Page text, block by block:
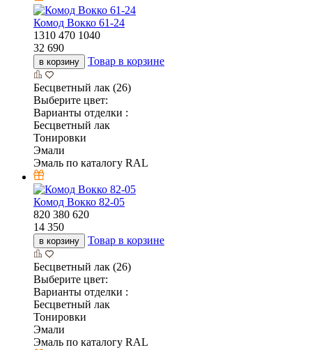
Комод Вокко 61-24
1310 470 1040
32 690
в корзину Товар в корзине
Бесцветный лак (26)
Выберите цвет:
Варианты отделки :
Бесцветный лак
Тонировки
Эмали
Эмаль по каталогу RAL
Комод Вокко 82-05
820 380 620
14 350
в корзину Товар в корзине
Бесцветный лак (26)
Выберите цвет:
Варианты отделки :
Бесцветный лак
Тонировки
Эмали
Эмаль по каталогу RAL